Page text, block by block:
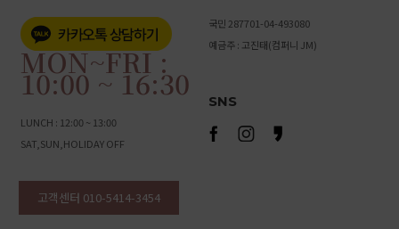
MON~FRI :
10:00 ~ 16:30
LUNCH : 12:00 ~ 13:00
SAT,SUN,HOLIDAY OFF
고객센터 010-5414-3454
국민 287701-04-493080
예금주 : 고진태(컴퍼니 JM)
SNS